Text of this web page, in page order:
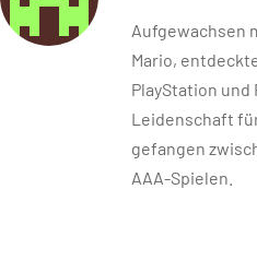
Aufgewachsen
Mario,
PlayStation
Leidenschaft
gefangen
AAA-Spielen.